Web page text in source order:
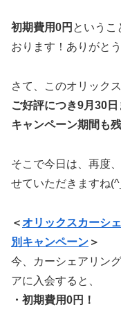
初期費用0円 というこ
おります！ありがと
さて、このオリック
ご好評につき9月30
キャンペーン期間も
そこで今日は、再度
せていただきますね
＜ オリックスカーシ
別キャンペーン ＞
今、カーシェアリン
アに入会すると、
・初期費用0円！